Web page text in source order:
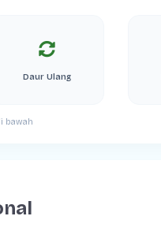
Daur Ulang
bawah